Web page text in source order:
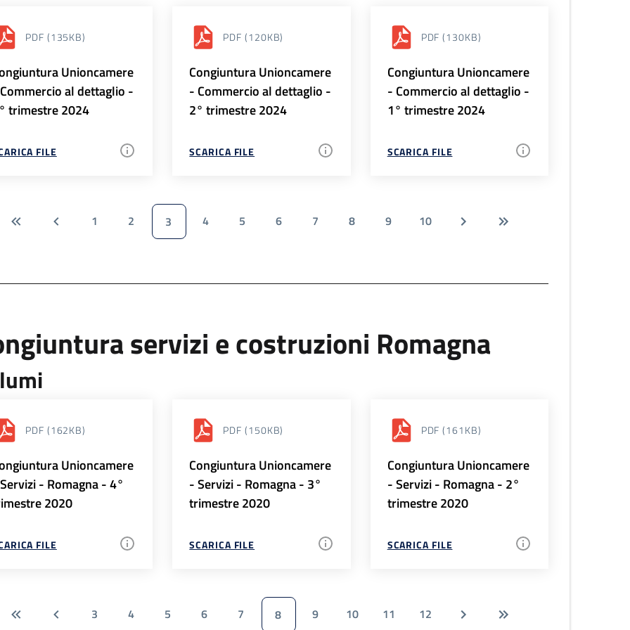
PDF (135KB)
Unioncamere
al dettaglio -
trimestre 2024
FILE
PDF (120KB)
Congiuntura Unioncamere
- Commercio al dettaglio -
2° trimestre 2024
SCARICA FILE
PDF (130KB)
Congiuntura Unioncamere
- Commercio al dettaglio -
1° trimestre 2024
SCARICA FILE
1 2 3 4 5 6 7 8 9 10
servizi e costruzioni Romagna
PDF (162KB)
Unioncamere
- Romagna - 4°
2020
FILE
PDF (150KB)
Congiuntura Unioncamere
- Servizi - Romagna - 3°
trimestre 2020
SCARICA FILE
PDF (161KB)
Congiuntura Unioncamere
- Servizi - Romagna - 2°
trimestre 2020
SCARICA FILE
3 4 5 6 7 8 9 10 11 12